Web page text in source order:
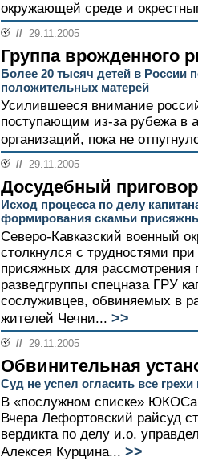
окружающей среде и
// 29.11.2005
Группа врожденного
Более 20 тысяч детей в России
положительных матерей
Усилившееся внимание
поступающим из-за рубежа в
организаций, пока не
// 29.11.2005
Досудебный приговор
Исход процесса по делу
формирования скамьи
Северо-Кавказский военный
столкнулся с трудностями
присяжных для рассмотрения
разведгруппы спецназа ГРУ
сослуживцев, обвиняемых в
жителей Чечни... >>
// 29.11.2005
Обвинительная
Суд не успел огласить все
В «послужном списке»
Вчера Лефортовский райсуд
вердикта по делу и.о.
Алексея Курцина... >>